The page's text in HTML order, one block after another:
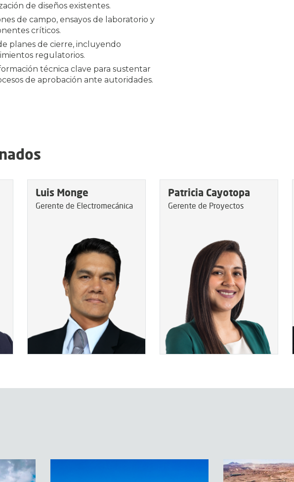
de diseños existentes.
de campo, ensayos de laboratorio y
críticos.
planes de cierre, incluyendo
regulatorios.
técnica clave para sustentar
de aprobación ante autoridades.
Luis Monge
Gerente de Electromecánica
Patricia Cayotopa
Gerente de Proyectos